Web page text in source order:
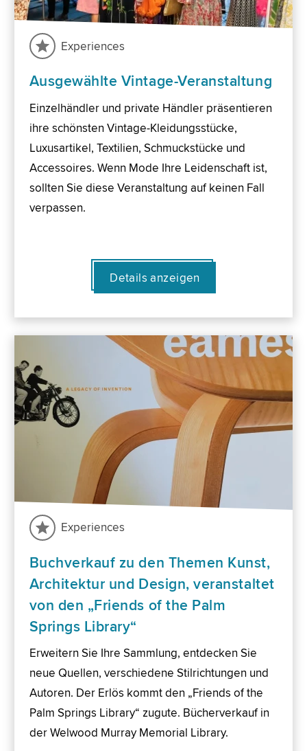
Experiences
Ausgewählte Vintage-Veranstaltung
Einzelhändler und private Händler präsentieren
ihre schönsten Vintage-Kleidungsstücke,
Luxusartikel, Textilien, Schmuckstücke und
Accessoires. Wenn Mode Ihre Leidenschaft ist,
sollten Sie diese Veranstaltung auf keinen Fall
verpassen.
Details anzeigen
Experiences
Buchverkauf zu den Themen Kunst,
Architektur und Design, veranstaltet
von den „Friends of the Palm
Springs Library“
Erweitern Sie Ihre Sammlung, entdecken Sie
neue Quellen, verschiedene Stilrichtungen und
Autoren. Der Erlös kommt den „Friends of the
Palm Springs Library“ zugute. Bücherverkauf in
der Welwood Murray Memorial Library.